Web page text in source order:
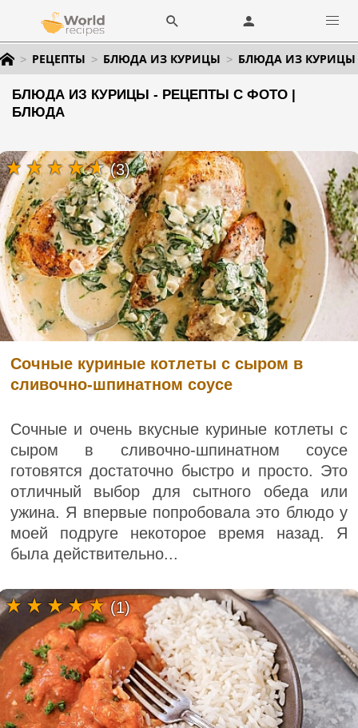
РЕЦЕПТЫ БЛЮДА ИЗ КУРИЦЫ БЛЮДА ИЗ КУРИЦЫ
БЛЮДА ИЗ КУРИЦЫ - РЕЦЕПТЫ С ФОТО |
БЛЮДА
Сочные куриные котлеты с сыром в
сливочно-шпинатном соусе
Сочные и очень вкусные куриные котлеты с
сыром в сливочно-шпинатном соусе
готовятся достаточно быстро и просто. Это
отличный выбор для сытного обеда или
ужина. Я впервые попробовала это блюдо у
моей подруге некоторое время назад. Я
была действительно...
(3)
(1)